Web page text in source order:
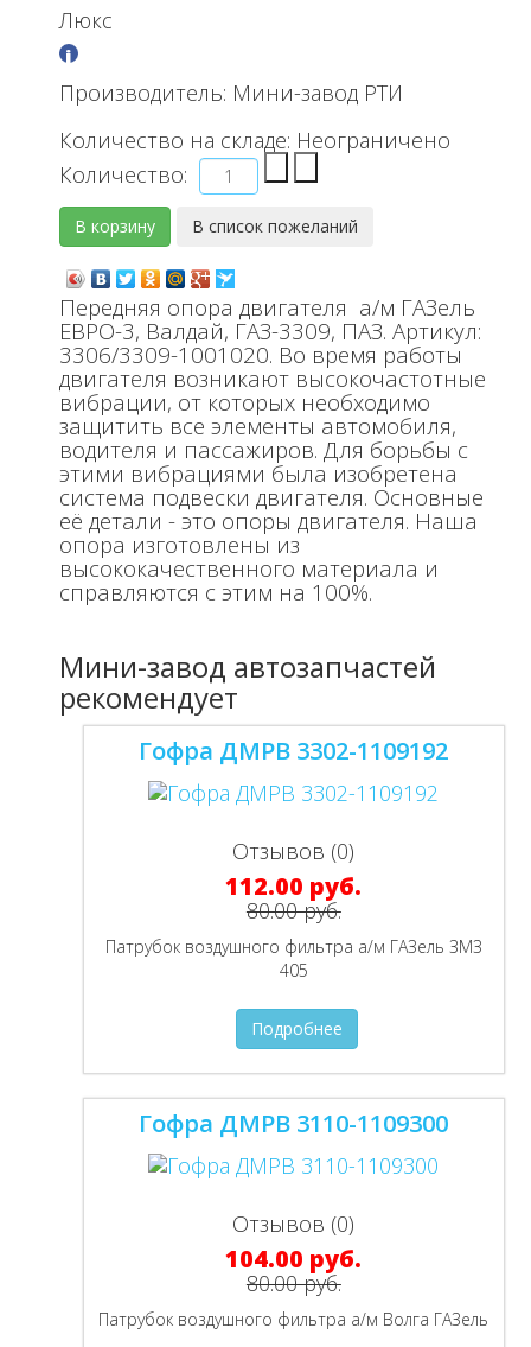
Люкс
Производитель: Мини-завод РТИ
Количество на складе: Неограничено
Количество:
Передняя опора двигателя а/м ГАЗель
ЕВРО-3, Валдай, ГАЗ-3309, ПАЗ. Артикул:
3306/3309-1001020. Во время работы
двигателя возникают высокочастотные
вибрации, от которых необходимо
защитить все элементы автомобиля,
водителя и пассажиров. Для борьбы с
этими вибрациями была изобретена
система подвески двигателя. Основные
её детали - это опоры двигателя. Наша
опора изготовлены из
высококачественного материала и
справляются с этим на 100%.
Мини-завод автозапчастей
рекомендует
Гофра ДМРВ 3302-1109192
Отзывов (0)
112.00 руб.
80.00 руб.
Патрубок воздушного фильтра а/м ГАЗель ЗМЗ
405
Подробнее
Гофра ДМРВ 3110-1109300
Отзывов (0)
104.00 руб.
80.00 руб.
Патрубок воздушного фильтра а/м Волга ГАЗель